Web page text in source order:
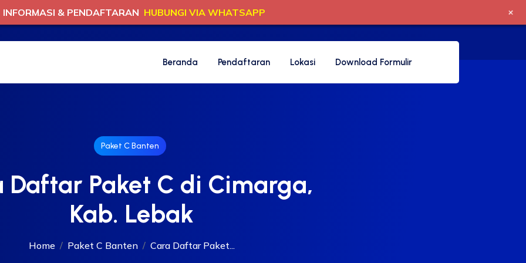
Beranda Pendaftaran Lokasi Download Formulir
Paket C Banten
Daftar Paket C di Cimarga,
Kab. Lebak
Home Paket C Banten Cara Daftar Paket...
INFORMASI & PENDAFTARAN HUBUNGI VIA WHATSAPP +